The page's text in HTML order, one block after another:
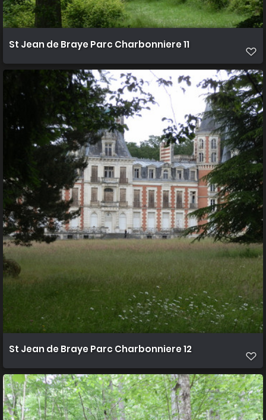
St Jean de Braye Parc Charbonniere 11
St Jean de Braye Parc Charbonniere 12